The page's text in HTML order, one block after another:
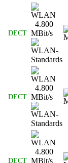
DECT
4.800
MBit/s
DECT
4.800
MBit/s
DECT
4.800
MBit/s